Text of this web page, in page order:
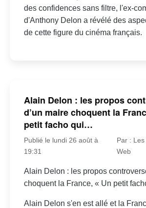
des confidences sans filtre, l'ex-
d'Anthony Delon a révélé des
de cette figure du cinéma français.
Alain Delon : les propos
d’un maire choquent la
petit facho qui…
Publié le lundi 26 août à
19:31
Par :
Web
Alain Delon : les propos
choquent la France, « Un petit
Alain Delon s'en est allé et la